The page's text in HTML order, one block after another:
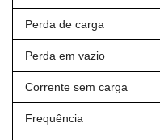
Perda de carga
Perda em vazio
Corrente sem carga
Frequência